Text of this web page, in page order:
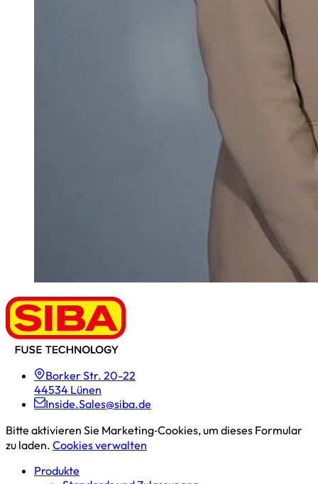
Borker Str. 20-22
44534 Lünen
Inside.Sales@siba.de
Bitte aktivieren Sie Marketing‑Cookies, um dieses Formular
zu laden. Cookies verwalten
Produkte